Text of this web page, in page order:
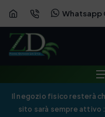
Whatsapp
Il negozio fisico resterà
sito sarà sempre attivo